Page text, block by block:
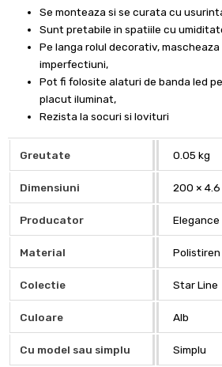
Se monteaza si se curata cu
Sunt pretabile in spatiile cu
Pe langa rolul decorativ,
imperfectiuni,
Pot fi folosite alaturi de banda led
placut iluminat,
Rezista la socuri si lovituri
Greutate 0.05 kg
Dimensiuni 200 × 4.6
Producator Elegance
Material
Colectie Star Line
Culoare Alb
Cu model sau simplu Simplu